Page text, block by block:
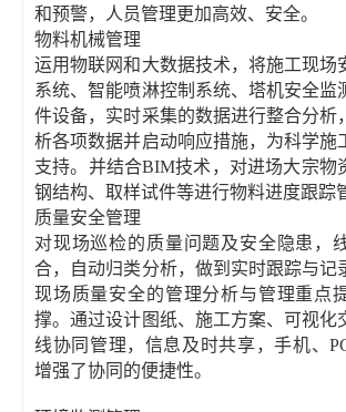
和预警，人员管理更加高效、安全。
物料机械管理
运用物联网和大数据技术，将施工现场
系统、智能喷淋控制系统、塔机安全监
件设备，实时采集的数据进行整合分析
析各项数据并启动响应措施，为科学施
支持。并结合BIM技术，对进场大宗物
钢结构、取样试件等进行物料进度跟踪
质量安全管理
对现场巡检的质量问题及安全隐患，
合，自动归类分析，做到实时跟踪与记
现场质量安全的管理分析与管理重点
撑。通过设计图纸、施工方案、可视化
线协同管理，信息及时共享，手机、
增强了协同的便捷性。